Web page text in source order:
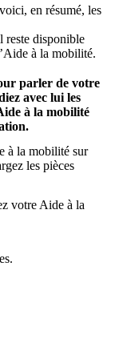
en résumé, les
reste disponible
à la mobilité.
parler de votre
avec lui les
à la mobilité
à la mobilité sur
les pièces
votre Aide à la